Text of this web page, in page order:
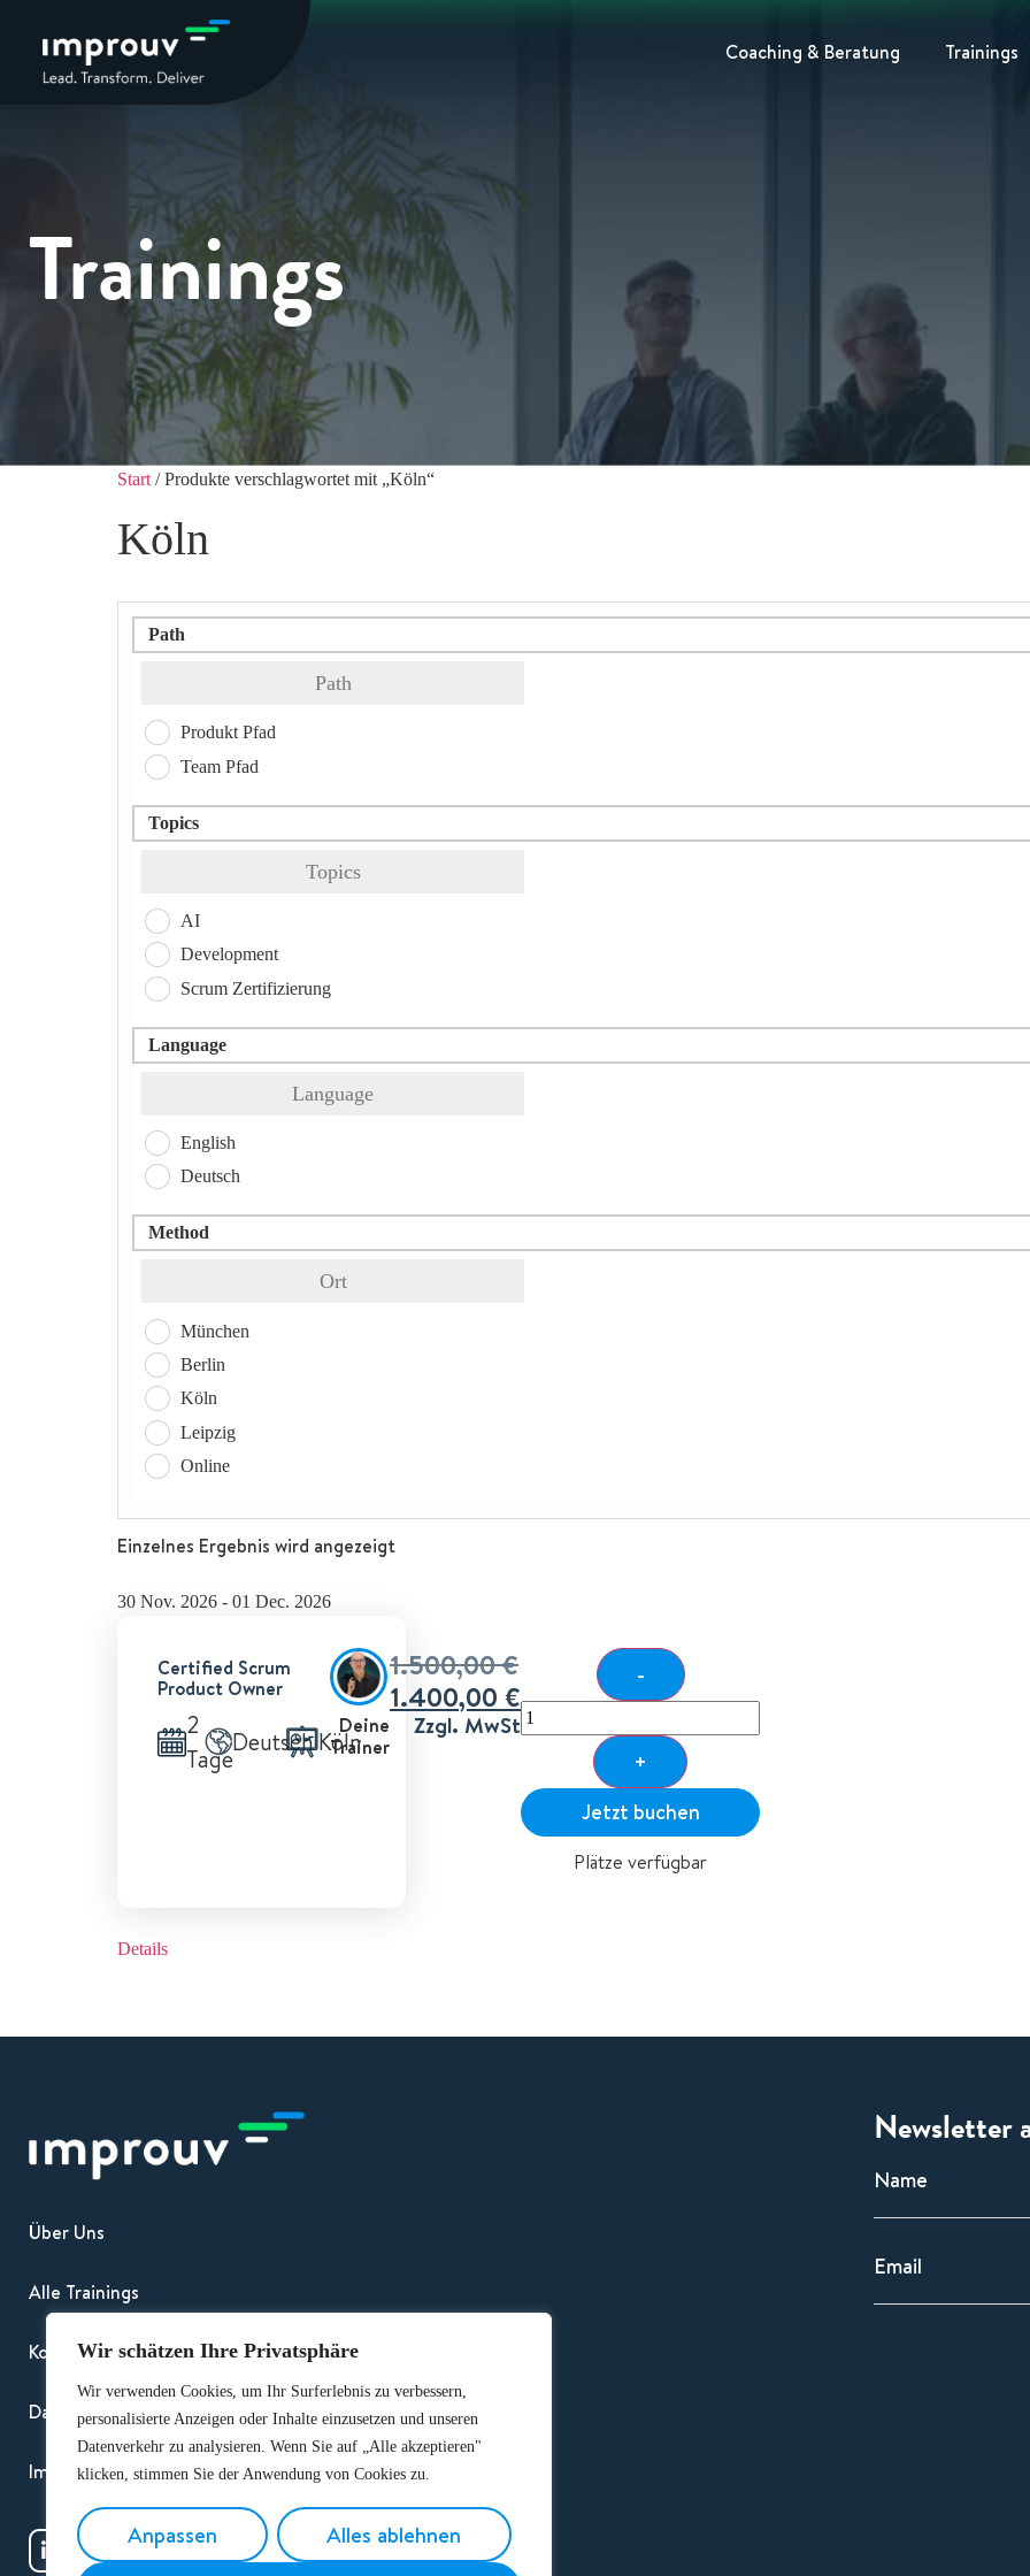
Wir schätzen Ihre Privatsphäre
Wir verwenden Cookies, um Ihr Surferlebnis zu verbessern,
personalisierte Anzeigen oder Inhalte einzusetzen und unseren
Datenverkehr zu analysieren. Wenn Sie auf „Alle akzeptieren"
klicken, stimmen Sie der Anwendung von Cookies zu.
Anpassen
Alles ablehnen
Coaching & Beratung Trainings
Trainings
Start / Produkte verschlagwortet mit „Köln“
Köln
Path
Path
Produkt Pfad
Team Pfad
Topics
Topics
AI
Development
Scrum Zertifizierung
Language
Language
English
Deutsch
Method
Ort
München
Berlin
Köln
Leipzig
Online
Einzelnes Ergebnis wird angezeigt
30 Nov. 2026 - 01 Dec. 2026
Certified Scrum
Product Owner
2
Tage
DeutschKöln
Deine
Trainer
1.500,00€
1.400,00 €
Zzgl. MwSt
-
+
Jetzt buchen
Plätze verfügbar
Details
Über Uns
Alle Trainings
Kontakt
Datenschutz und DSGVO
Impressum
Newsletter